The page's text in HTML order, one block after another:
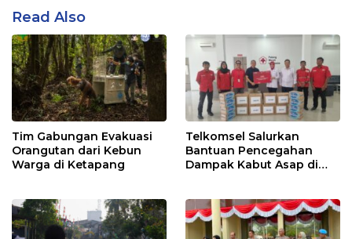
Read Also
Tim Gabungan Evakuasi
Orangutan dari Kebun
Warga di Ketapang
Telkomsel Salurkan
Bantuan Pencegahan
Dampak Kabut Asap di